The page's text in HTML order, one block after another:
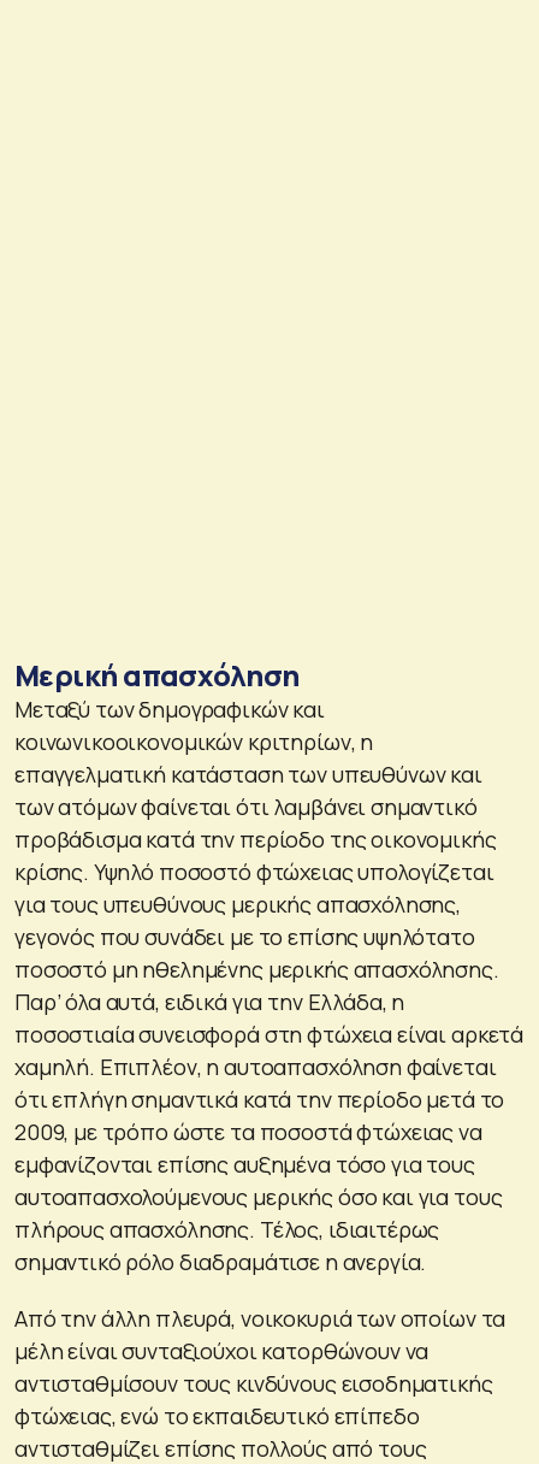
Μερική απασχόληση
Μεταξύ των δημογραφικών και
κοινωνικοοικονομικών κριτηρίων, η
επαγγελματική κατάσταση των υπευθύνων και
των ατόμων φαίνεται ότι λαμβάνει σημαντικό
προβάδισμα κατά την περίοδο της οικονομικής
κρίσης. Υψηλό ποσοστό φτώχειας υπολογίζεται
για τους υπευθύνους μερικής απασχόλησης,
γεγονός που συνάδει με το επίσης υψηλότατο
ποσοστό μη ηθελημένης μερικής απασχόλησης.
Παρ’ όλα αυτά, ειδικά για την Ελλάδα, η
ποσοστιαία συνεισφορά στη φτώχεια είναι αρκετά
χαμηλή. Επιπλέον, η αυτοαπασχόληση φαίνεται
ότι επλήγη σημαντικά κατά την περίοδο μετά το
2009, με τρόπο ώστε τα ποσοστά φτώχειας να
εμφανίζονται επίσης αυξημένα τόσο για τους
αυτοαπασχολούμενους μερικής όσο και για τους
πλήρους απασχόλησης. Τέλος, ιδιαιτέρως
σημαντικό ρόλο διαδραμάτισε η ανεργία.
Από την άλλη πλευρά, νοικοκυριά των οποίων τα
μέλη είναι συνταξιούχοι κατορθώνουν να
αντισταθμίσουν τους κινδύνους εισοδηματικής
φτώχειας, ενώ το εκπαιδευτικό επίπεδο
αντισταθμίζει επίσης πολλούς από τους